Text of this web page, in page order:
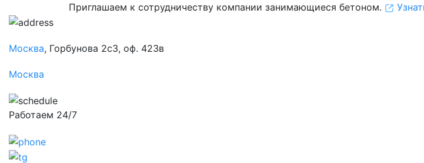
Приглашаем к сотрудничеству компании занимающиеся бетоном.
Москва, Горбунова 2с3, оф. 423в
Москва
Работаем 24/7